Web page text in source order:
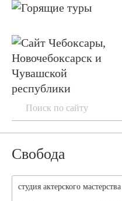
Свобода
студия актерского мастерства